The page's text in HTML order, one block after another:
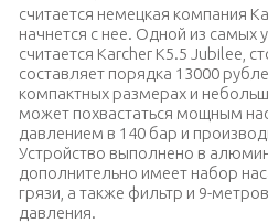
считается немецкая компания
начнется с нее. Одной из самых
считается Karcher K5.5 Jubilee,
составляет порядка 13000
компактных размерах и
может похвастаться мощным
давлением в 140 бар и
Устройство выполнено в
дополнительно имеет набор
грязи, а также фильтр и 9-
давления.